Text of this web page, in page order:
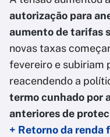
autorização para
aumento de tarifas
novas taxas
fevereiro e subiriam
reacendendo a
termo cunhado por
anteriores de
+ Retorno da renda